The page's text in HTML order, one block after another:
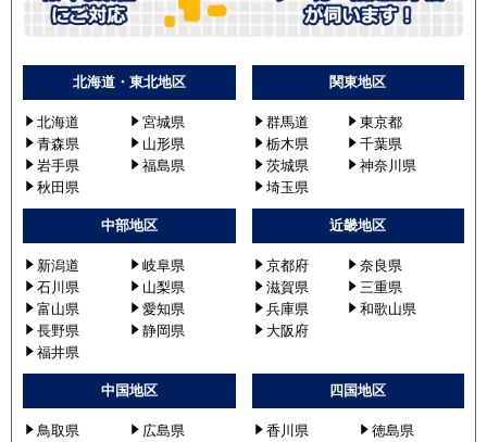
北海道・東北地区
北海道
宮城県
青森県
山形県
岩手県
福島県
秋田県
関東地区
群馬道
東京都
栃木県
千葉県
茨城県
神奈川県
埼玉県
中部地区
新潟道
岐阜県
石川県
山梨県
富山県
愛知県
長野県
静岡県
福井県
近畿地区
京都府
奈良県
滋賀県
三重県
兵庫県
和歌山県
大阪府
中国地区
鳥取県
広島県
四国地区
香川県
徳島県